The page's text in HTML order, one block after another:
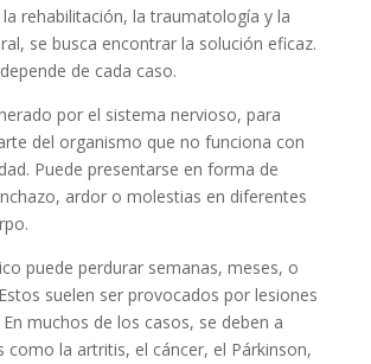
la rehabilitación, la traumatología y la
se busca encontrar la solución eficaz.
de cada caso.
por el sistema nervioso, para
del organismo que no funciona con
Puede presentarse en forma de
ardor o molestias en diferentes
puede perdurar semanas, meses, o
suelen ser provocados por lesiones
muchos de los casos, se deben a
como la artritis, el cáncer, el Párkinson,